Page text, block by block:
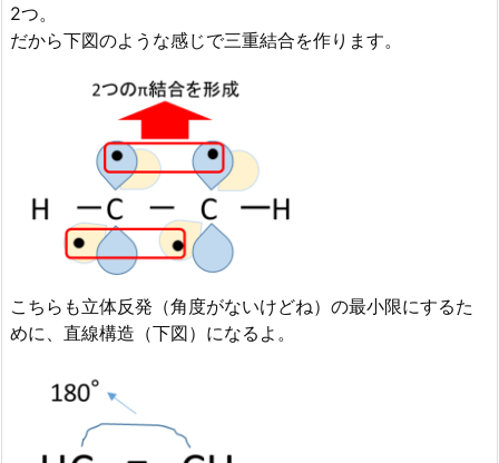
2つ。
だから下図のような感じで三重結合を作ります。
こちらも立体反発（角度がないけどね）の最小限にするた
めに、直線構造（下図）になるよ。